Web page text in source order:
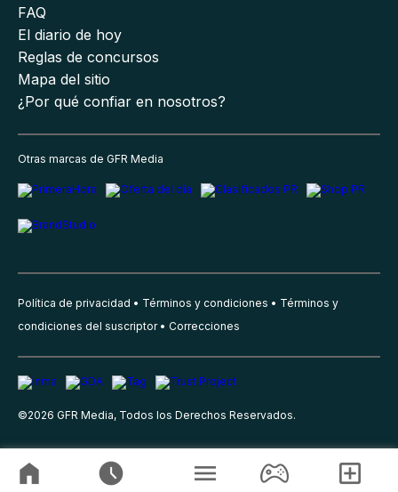
FAQ
El diario de hoy
Reglas de concursos
Mapa del sitio
¿Por qué confiar en nosotros?
Otras marcas de GFR Media
Política de privacidad Términos y condiciones
Términos y
condiciones del suscriptor
Correcciones
©2026 GFR Media, Todos los Derechos Reservados.